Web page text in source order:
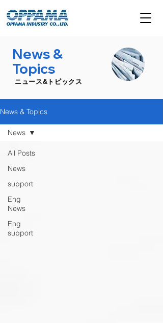
News &
Topics
​ニュース&​​​トピックス
News & Topics
All Posts
News
support
Eng
News
Eng
support
News